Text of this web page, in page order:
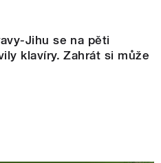
Jihu se na pěti
klavíry. Zahrát si může